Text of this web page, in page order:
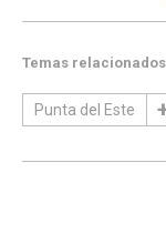
Temas relacionados
Punta del Este